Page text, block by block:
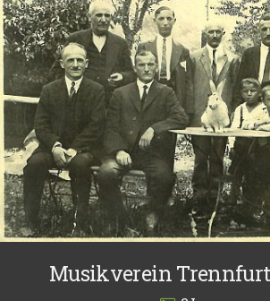
Musikverein Trennfurt